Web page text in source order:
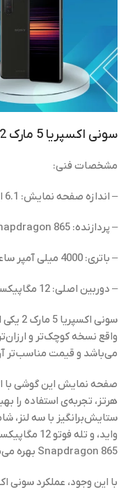
سونی اکسپریا 5 مارک 2
مشخصات فنی:
– اندازه صفحه نمایش: 6.1 اینچ
– پردازنده: Qualcomm SM8250 Snapdragon 865
– باتری: 4000 میلی آمپر ساعت
– دوربین اصلی: 12 مگاپیکسل
سونی
می‌باشد و قیمت مناسب‌تر
هرتز، تجربه‌ی استفاده را
واید، و تله
Snapdragon 865 بهره می‌برد.